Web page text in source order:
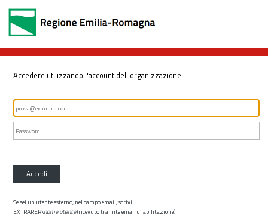
Accedere utilizzando l'account dell'organizzazione
Accedi
Se sei un utente esterno, nel campo email, scrivi
EXTRARER\nome utente(ricevuto tramite email di abilitazione)